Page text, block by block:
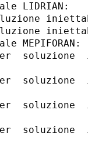
LIDRIAN:
MEPIFORAN:
soluzione
soluzione
soluzione
soluzione